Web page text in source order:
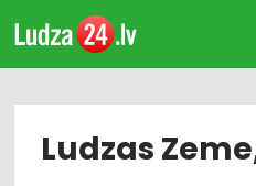
Ludzas